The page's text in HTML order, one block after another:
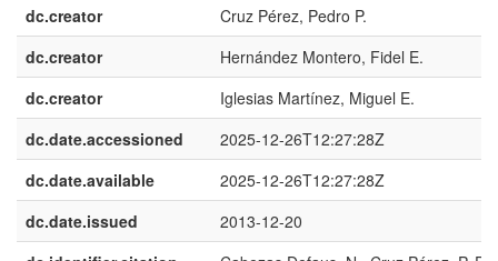
dc.creator
Cruz Pérez, Pedro P.
dc.creator
Hernández Montero, Fidel E.
dc.creator
Iglesias Martínez, Miguel E.
dc.date.accessioned
2025-12-26T12:27:28Z
dc.date.available
2025-12-26T12:27:28Z
dc.date.issued
2013-12-20